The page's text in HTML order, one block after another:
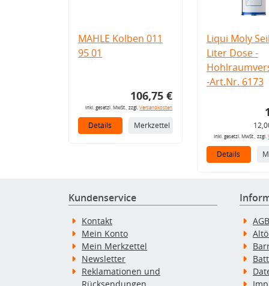
MAHLE Kolben 011
95 01
106,75 €
inkl. gesetzl. MwSt., zzgl.Versandkosten
Details Merkzettel
Liqui Moly
Liter Dose -
-Art.Nr. 6173
inkl. gesetzl. MwSt., zzgl.
Details
Kundenservice
Kontakt
Mein Konto
Mein Merkzettel
Newsletter
Reklamationen und
AGB